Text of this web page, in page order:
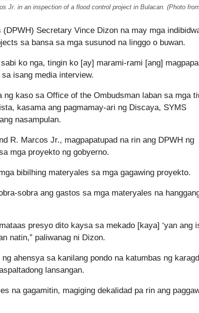
Jr. in an inspection of a flood control project in Bulacan. (Photo
Secretary Vince Dizon na may mga
sa bansa sa mga susunod na linggo o buwan.
ko nga, tingin ko [ay] marami-rami [ang]
isang media interview.
kaso sa Office of the Ombudsman laban sa mga
kasama ang pagmamay-ari ng Discaya, SYMS
nasampulan.
R. Marcos Jr., magpapatupad na rin ang DPWH ng
mga proyekto ng gobyerno.
bibilhing materyales sa mga gagawing proyekto.
sobra ang gastos sa mga materyales na
presyo dito kaysa sa mekado [kaya] ‘yan ang
natin,” paliwanag ni Dizon.
ahensya sa kanilang pondo na katumbas ng
lansangan.
na gagamitin, magiging dekalidad pa rin ang